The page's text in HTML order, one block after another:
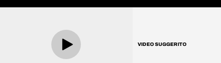
VIDEO SUGGERITO